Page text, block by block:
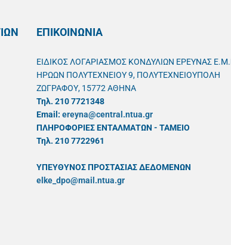
ΕΠΙΚΟΙΝΩΝΙΑ
ΕΙΔΙΚΟΣ ΛΟΓΑΡΙΑΣΜΟΣ ΚΟΝΔΥΛΙΩΝ ΕΡΕΥΝΑΣ
ΗΡΩΩΝ ΠΟΛΥΤΕΧΝΕΙΟΥ 9, ΠΟΛΥΤΕΧΝΕΙΟΥΠΟΛΗ
ΖΩΓΡΑΦΟΥ, 15772 ΑΘΗΝΑ
Τηλ. 210 7721348
Email: ereyna@central.ntua.gr
ΠΛΗΡΟΦΟΡΙΕΣ ΕΝΤΑΛΜΑΤΩΝ - ΤΑΜΕΙΟ
Τηλ. 210 7722961
ΥΠΕΥΘYΝΟΣ ΠΡΟΣΤΑΣΙΑΣ ΔΕΔΟΜΕΝΩΝ
elke_dpo@mail.ntua.gr